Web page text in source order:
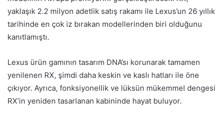
yaklaşık 2.2 milyon adetlik satış rakamı ile Lexus’un 26 yıllık
tarihinde en çok iz bırakan modellerinden biri olduğunu
kanıtlamıştı.
Lexus ürün gamının tasarım DNA’sı korunarak tamamen
yenilenen RX, şimdi daha keskin ve kaslı hatları ile öne
çıkıyor. Ayrıca, fonksiyonellik ve lüksün mükemmel dengesi
RX’in yeniden tasarlanan kabininde hayat buluyor.